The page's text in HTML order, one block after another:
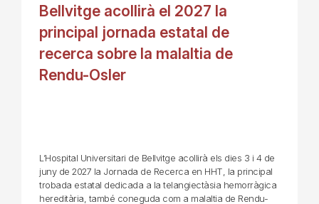
Bellvitge acollirà el 2027 la
principal jornada estatal de
recerca sobre la malaltia de
Rendu-Osler
L’Hospital Universitari de Bellvitge acollirà els dies 3 i 4 de
juny de 2027 la Jornada de Recerca en HHT, la principal
trobada estatal dedicada a la telangiectàsia hemorràgica
hereditària, també coneguda com a malaltia de Rendu-